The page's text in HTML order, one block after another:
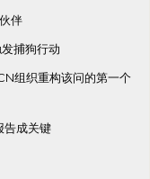
伴
捕狗行动
组织重构该问的第一个
告成关键